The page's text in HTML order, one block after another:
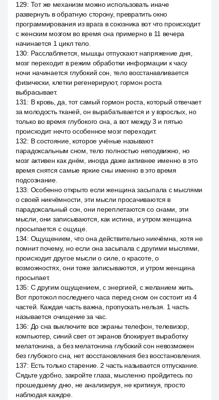
129: Тот же механизм можно использовать иначе
развернуть в обратную сторону, превратить окно
программирования из врага в союзника вот что происходит
с женским мозгом во время сна примерно в 11 вечера
начинается 1 цикл тело.
130: Расслабляется, мышцы отпускают напряжение дня,
мозг переходит в режим обработки информации к часу
ночи начинается глубокий сон, тело восстанавливается
физически, клетки регенерируют, гормон роста
выбрасывает.
131 : В кровь, да, тот самый гормон роста, который отвечает
за молодость тканей, он вырабатывается и у взрослых, но
только во время глубокого сна, а вот между 3 и пятью
происходит нечто особенное мозг переходит.
132: В состояние, которое учёные называют
парадоксальным сном, тело полностью неподвижно, но
мозг активен как днём, иногда даже активнее именно в это
время снятся самые яркие сны именно в это время
подсознание.
133: Особенно открыто если женщина засыпала с мыслями
о своей никчёмности, эти мысли просачиваются в
парадоксальный сон, они переплетаются со снами, эти
мысли, они записываются, как истина, и утром женщина
просыпается с ощуще.
134: Ощущением, что она действительно никчёмна, хотя не
помнит почему, но если она засыпала с другими мыслями,
происходит другое мысли о силе, о красоте, о
возможностях, они тоже записываются, и утром женщина
просыпает.
135: С другим ощущением, с энергией, с желанием жить.
Вот протокол последнего часа перед сном он состоит из 4
частей. Каждая часть важна, пропускать нельзя. 1 часть
называется очищение за час.
136: До сна выключите все экраны телефон, телевизор,
компьютер, синий свет от экранов блокирует выработку
мелатонина, а без мелатонина глубокий сон невозможен
без глубокого сна, нет восстановления без восстановления.
137: Есть только старение. 2 часть называется отпускание.
Сядьте удобно, закройте глаза, мысленно пройдитесь по
прошедшему дню, не анализируя, не критикуя, просто
наблюдая каждое.